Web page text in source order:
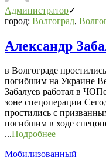
Администратор
город: Волгоград,
Александр
в Волгограде
погибшим на Украине
Забалуев работал в
зоне спецоперации
простились с
погибшим в ходе
...Подробнее
Мобилизованный